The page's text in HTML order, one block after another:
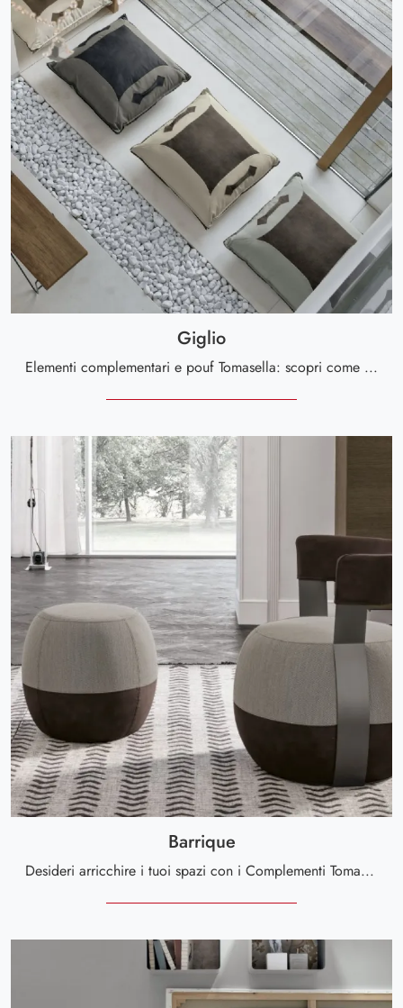
Giglio
Elementi complementari e pouf Tomasella: scopri come arricchire i tuoi interni moderni con il modello Giglio.
Barrique
Desideri arricchire i tuoi spazi con i Complementi Tomasella? Eccoti differenti modelli di pouf in tessuto come Barrique.